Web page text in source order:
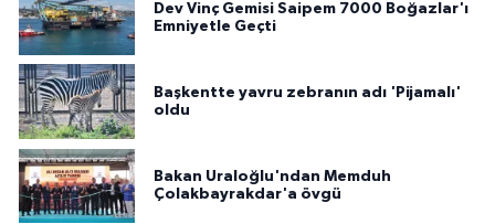
Dev Vinç Gemisi Saipem 7000 Boğazlar'ı
Emniyetle Geçti
Başkentte yavru zebranın adı 'Pijamalı'
oldu
Bakan Uraloğlu'ndan Memduh
Çolakbayrakdar'a övgü